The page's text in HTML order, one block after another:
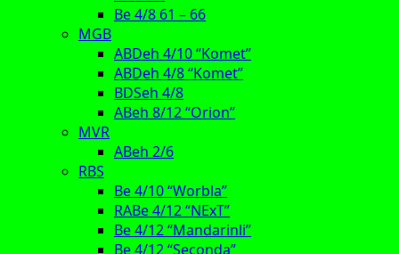
Be 4/8 61 – 66
MGB
ABDeh 4/10 “Komet”
ABDeh 4/8 “Komet”
BDSeh 4/8
ABeh 8/12 “Orion”
MVR
ABeh 2/6
RBS
Be 4/10 “Worbla”
RABe 4/12 “NExT”
Be 4/12 “Mandarinli”
Be 4/12 “Seconda”